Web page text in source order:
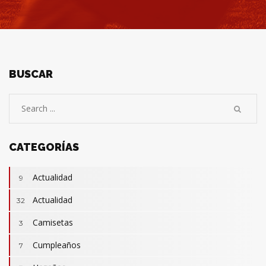
BUSCAR
CATEGORÍAS
9 Actualidad
32 Actualidad
3 Camisetas
7 Cumpleaños